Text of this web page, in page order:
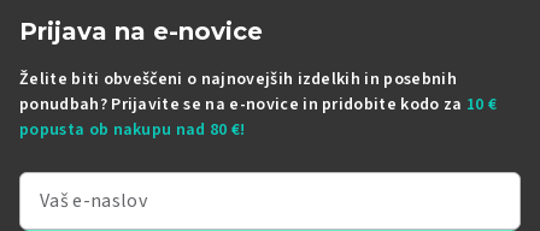
Prijava na e-novice
Želite biti obveščeni o najnovejših izdelkih in posebnih
ponudbah? Prijavite se na e-novice in pridobite kodo za 10 €
popusta ob nakupu nad 80 €!